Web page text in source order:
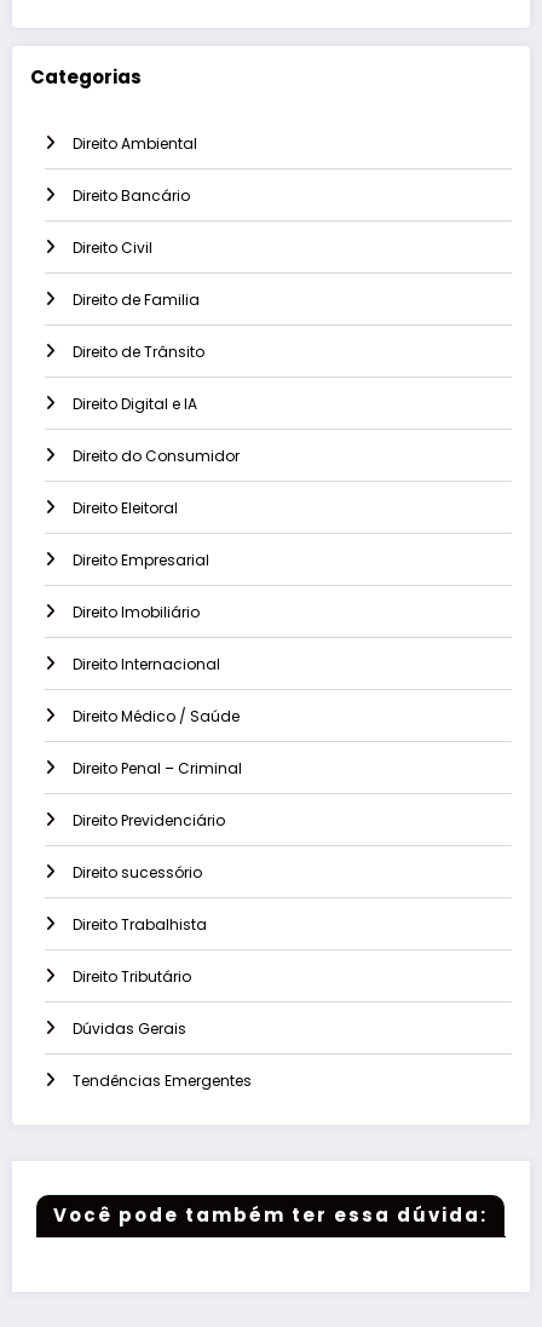
Categorias
Direito Ambiental
Direito Bancário
Direito Civil
Direito de Familia
Direito de Trânsito
Direito Digital e IA
Direito do Consumidor
Direito Eleitoral
Direito Empresarial
Direito Imobiliário
Direito Internacional
Direito Médico / Saúde
Direito Penal – Criminal
Direito Previdenciário
Direito sucessório
Direito Trabalhista
Direito Tributário
Dúvidas Gerais
Tendências Emergentes
Você pode também ter essa dúvida: